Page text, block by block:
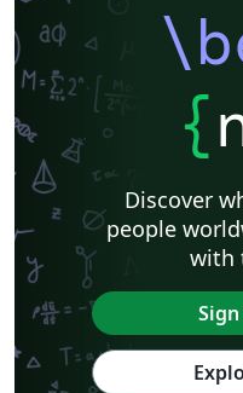
{
Discover
people
with